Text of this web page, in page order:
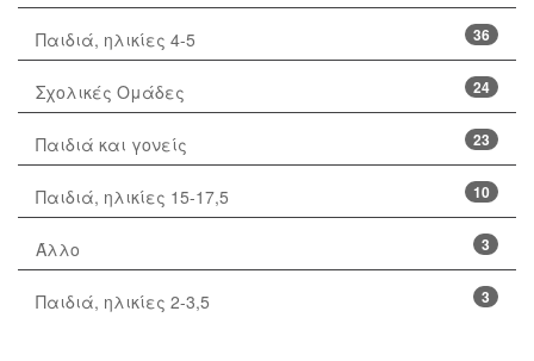
36
Παιδιά, ηλικίες 4-5
24
Σχολικές Ομάδες
23
Παιδιά και γονείς
10
Παιδιά, ηλικίες 15-17,5
3
Άλλο
3
Παιδιά, ηλικίες 2-3,5